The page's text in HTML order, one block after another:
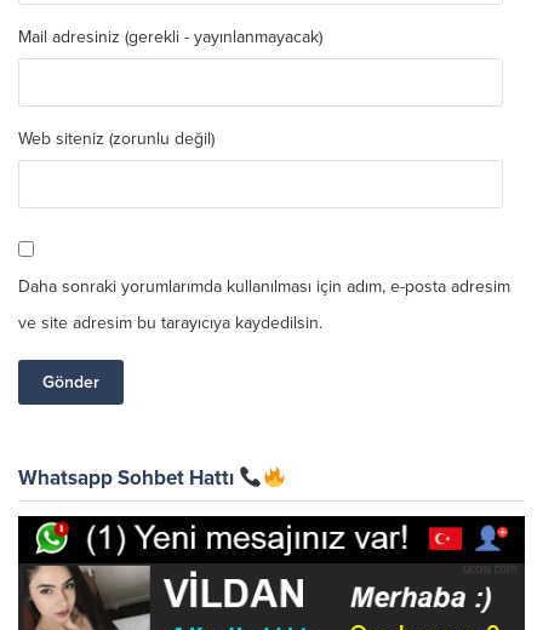
Mail adresiniz (gerekli - yayınlanmayacak)
Web siteniz (zorunlu değil)
Daha sonraki yorumlarımda kullanılması için adım, e-posta adresim
ve site adresim bu tarayıcıya kaydedilsin.
Whatsapp Sohbet Hattı